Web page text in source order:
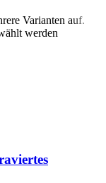
Varianten auf.
werden